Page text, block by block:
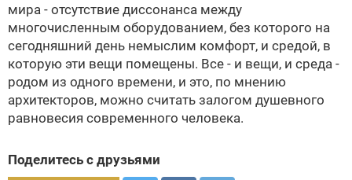
мира - отсутствие диссонанса между
многочисленным оборудованием, без которого на
сегодняшний день немыслим комфорт, и средой, в
которую эти вещи помещены. Все - и вещи, и среда -
родом из одного времени, и это, по мнению
архитекторов, можно считать залогом душевного
равновесия современного человека.
Поделитесь с друзьями